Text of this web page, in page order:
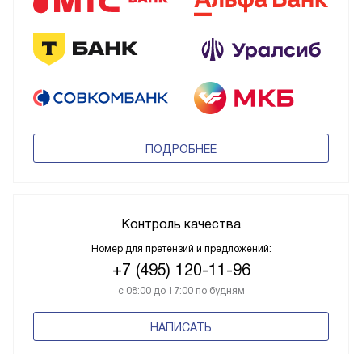
ПОДРОБНЕЕ
Контроль качества
Номер для претензий и предложений:
+7 (495) 120-11-96
с 08:00 до 17:00 по будням
НАПИСАТЬ